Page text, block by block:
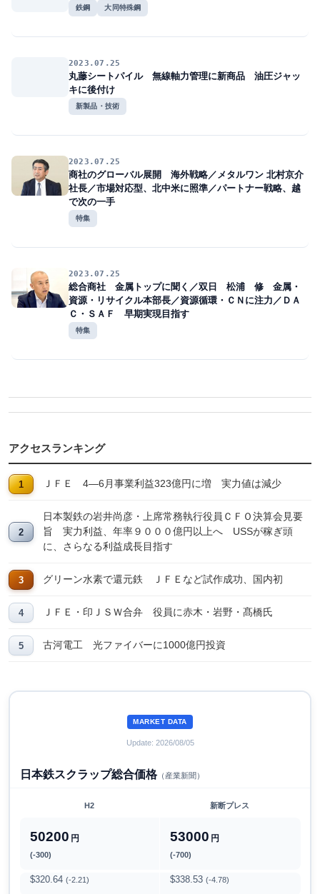
鉄鋼 大同特殊鋼
2023.07.25
丸藤シートパイル 無線軸力管理に新商品 油圧ジャッ
キに後付け
新製品・技術
2023.07.25
商社のグローバル展開 海外戦略／メタルワン 北村京介
社長／市場対応型、北中米に照準／パートナー戦略、越
で次の一手
特集
2023.07.25
総合商社 金属トップに聞く／双日 松浦 修 金属・
資源・リサイクル本部長／資源循環・ＣＮに注力／ＤＡ
Ｃ・ＳＡＦ 早期実現目指す
特集
アクセスランキング
ＪＦＥ 4―6月事業利益323億円に増 実力値は減少
日本製鉄の岩井尚彦・上席常務執行役員ＣＦＯ決算会見要
旨 実力利益、年率９０００億円以上へ USSが稼ぎ頭
に、さらなる利益成長目指す
グリーン水素で還元鉄 ＪＦＥなど試作成功、国内初
ＪＦＥ・印ＪＳＷ合弁 役員に赤木・岩野・髙橋氏
古河電工 光ファイバーに1000億円投資
MARKET DATA
Update: 2026/08/05
日本鉄スクラップ総合価格（産業新聞）
H2 新断プレス
50200 円
(-300)
53000 円
(-700)
$320.64 (-2.21) $338.53 (-4.78)